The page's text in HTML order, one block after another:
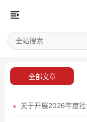
全部文章
关于开展2026年度